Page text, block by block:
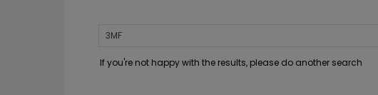
If you're not happy with the results, please do another search